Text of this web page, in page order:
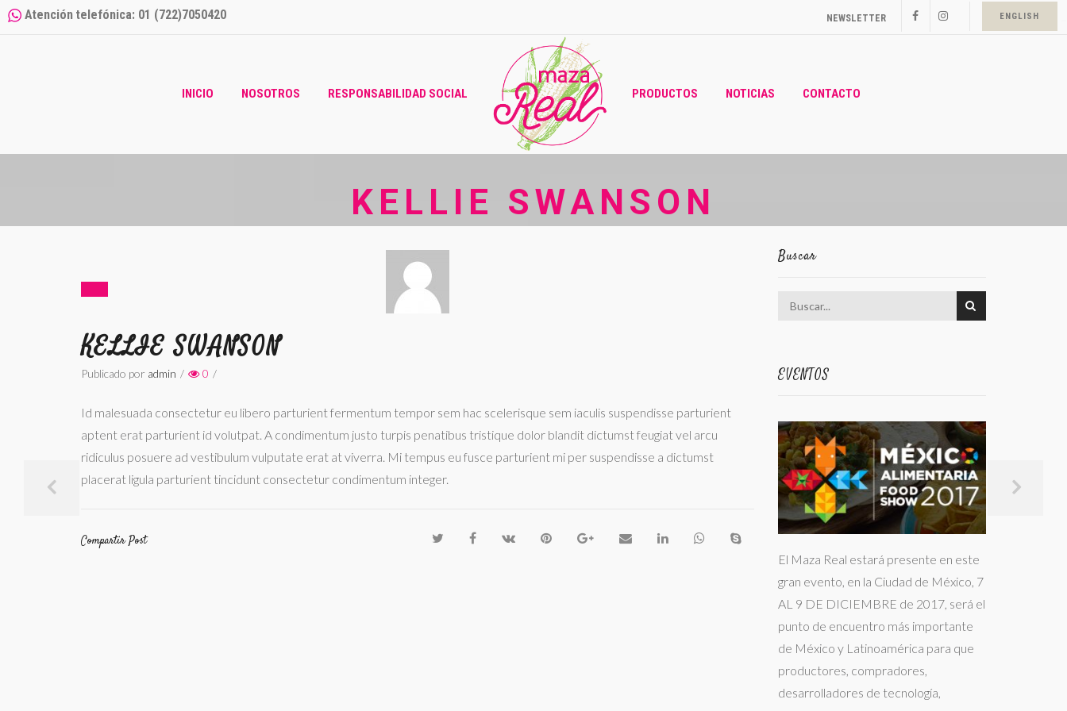
Atención telefónica: 01 (722)7050420 NEWSLETTER ENGLISH
INICIO NOSOTROS RESPONSABILIDAD SOCIAL PRODUCTOS NOTICIAS CONTACTO
KELLIE SWANSON
KELLIE SWANSON
Publicado por admin / 0 /
Id malesuada consectetur eu libero parturient fermentum tempor sem hac scelerisque sem iaculis suspendisse parturient
aptent erat parturient id volutpat. A condimentum justo turpis penatibus tristique dolor blandit dictumst feugiat vel arcu
ridiculus posuere ad vestibulum vulputate erat at viverra. Mi tempus eu fusce parturient mi per suspendisse a dictumst
placerat ligula parturient tincidunt consectetur condimentum integer.
Compartir Post
Buscar
EVENTOS
El Maza Real estará presente en este
gran evento, en la Ciudad de México, 7
AL 9 DE DICIEMBRE de 2017, será el
punto de encuentro más importante
de México y Latinoamérica para que
productores, compradores,
desarrolladores de tecnología,